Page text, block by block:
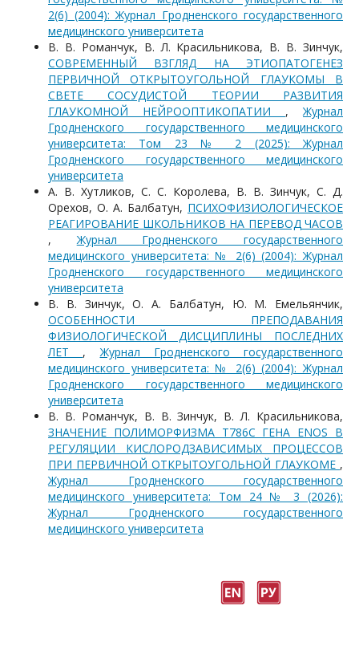
2(6) (2004): Журнал Гродненского государственного
медицинского университета
В. В. Романчук, В. Л. Красильникова, В. В. Зинчук,
СОВРЕМЕННЫЙ ВЗГЛЯД НА ЭТИОПАТОГЕНЕЗ
ПЕРВИЧНОЙ ОТКРЫТОУГОЛЬНОЙ ГЛАУКОМЫ В
СВЕТЕ СОСУДИСТОЙ ТЕОРИИ РАЗВИТИЯ
ГЛАУКОМНОЙ НЕЙРООПТИКОПАТИИ , Журнал
Гродненского государственного медицинского
университета: Том 23 № 2 (2025): Журнал
Гродненского государственного медицинского
университета
А. В. Хутликов, С. С. Королева, В. В. Зинчук, С. Д.
Орехов, О. А. Балбатун, ПСИХОФИЗИОЛОГИЧЕСКОЕ
РЕАГИРОВАНИЕ ШКОЛЬНИКОВ НА ПЕРЕВОД ЧАСОВ
, Журнал Гродненского государственного
медицинского университета: № 2(6) (2004): Журнал
Гродненского государственного медицинского
университета
В. В. Зинчук, О. А. Балбатун, Ю. М. Емельянчик,
ОСОБЕННОСТИ ПРЕПОДАВАНИЯ
ФИЗИОЛОГИЧЕСКОЙ ДИСЦИПЛИНЫ ПОСЛЕДНИХ
ЛЕТ , Журнал Гродненского государственного
медицинского университета: № 2(6) (2004): Журнал
Гродненского государственного медицинского
университета
В. В. Романчук, В. В. Зинчук, В. Л. Красильникова,
ЗНАЧЕНИЕ ПОЛИМОРФИЗМА T786C ГЕНА ENOS В
РЕГУЛЯЦИИ КИСЛОРОДЗАВИСИМЫХ ПРОЦЕССОВ
ПРИ ПЕРВИЧНОЙ ОТКРЫТОУГОЛЬНОЙ ГЛАУКОМЕ ,
Журнал Гродненского государственного
медицинского университета: Том 24 № 3 (2026):
Журнал Гродненского государственного
медицинского университета